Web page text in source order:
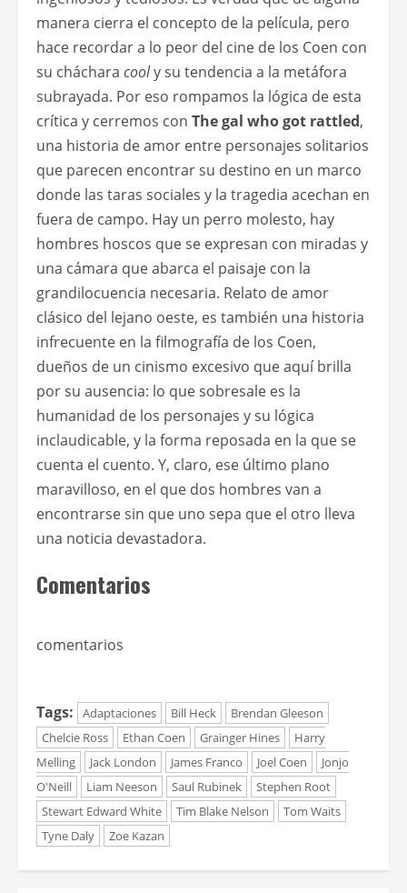
manera cierra el concepto de la película, pero
hace recordar a lo peor del cine de los Coen con
su cháchara cooly su tendencia a la metáfora
subrayada. Por eso rompamos la lógica de esta
crítica y cerremos con The gal who got rattled,
una historia de amor entre personajes solitarios
que parecen encontrar su destino en un marco
donde las taras sociales y la tragedia acechan en
fuera de campo. Hay un perro molesto, hay
hombres hoscos que se expresan con miradas y
una cámara que abarca el paisaje con la
grandilocuencia necesaria. Relato de amor
clásico del lejano oeste, es también una historia
infrecuente en la filmografía de los Coen,
dueños de un cinismo excesivo que aquí brilla
por su ausencia: lo que sobresale es la
humanidad de los personajes y su lógica
inclaudicable, y la forma reposada en la que se
cuenta el cuento. Y, claro, ese último plano
maravilloso, en el que dos hombres van a
encontrarse sin que uno sepa que el otro lleva
una noticia devastadora.
Comentarios
comentarios
Tags: Adaptaciones Bill Heck
Brendan Gleeson
Chelcie Ross
Ethan Coen Grainger Hines
Harry
Melling
Jack London James Franco Joel Coen
Jonjo
O'Neill
Liam Neeson Saul Rubinek
Stephen Root
Stewart Edward White
Tim Blake Nelson
Tom Waits
Tyne Daly
Zoe Kazan